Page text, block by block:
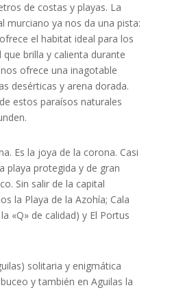
de costas y playas. La
murciano ya nos da una pista:
el habitat ideal para los
brilla y calienta durante
ofrece una inagotable
desérticas y arena dorada.
estos paraísos naturales
Es la joya de la corona. Casi
playa protegida y de gran
Sin salir de la capital
la Playa de la Azohía; Cala
«Q» de calidad) y El Portus
solitaria y enigmática
y también en Aguilas la